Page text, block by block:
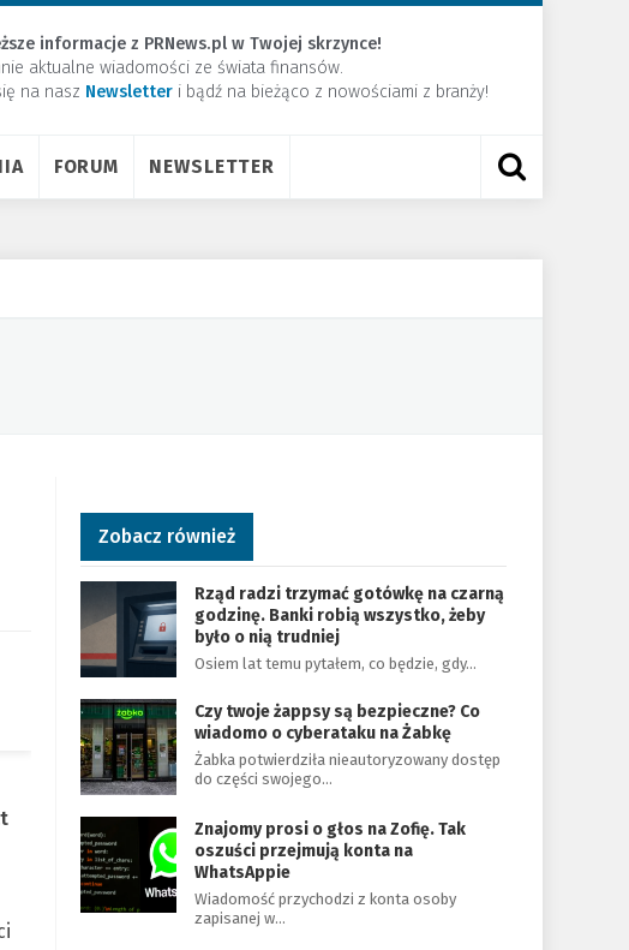
informacje z PRNews.pl w Twojej skrzynce!
aktualne wiadomości ze świata finansów.
na nasz Newsletter ​i bądź na bieżąco z nowościami z branży!
FORUM NEWSLETTER
Zobacz również
Rząd radzi trzymać gotówkę na czarną
godzinę. Banki robią wszystko, żeby
było o nią trudniej
Osiem lat temu pytałem, co będzie, gdy…
Czy twoje żappsy są bezpieczne? Co
wiadomo o cyberataku na Żabkę
Żabka potwierdziła nieautoryzowany dostęp
do części swojego…
Znajomy prosi o głos na Zofię. Tak
oszuści przejmują konta na
WhatsAppie
Wiadomość przychodzi z konta osoby
zapisanej w…